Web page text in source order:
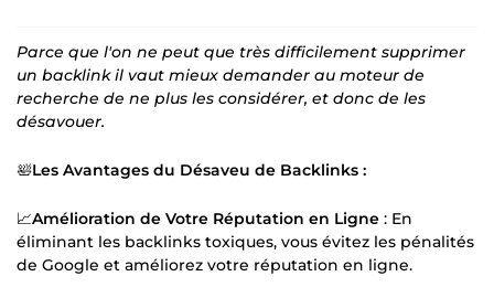
Parce que l'on ne peut que très difficilement supprimer
un backlink il vaut mieux demander au moteur de
recherche de ne plus les considérer, et donc de les
désavouer.
🛀Les Avantages du Désaveu de Backlinks :
📈Amélioration de Votre Réputation en Ligne : En
éliminant les backlinks toxiques, vous évitez les pénalités
de Google et améliorez votre réputation en ligne.